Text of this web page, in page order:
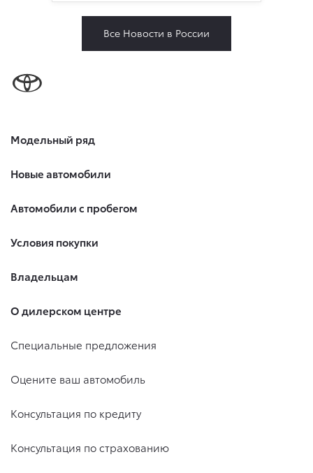
Все Новости в России
Модельный ряд
Новые автомобили
Автомобили с пробегом
Условия покупки
Владельцам
О дилерском центре
Специальные предложения
Оцените ваш автомобиль
Консультация по кредиту
Консультация по страхованию